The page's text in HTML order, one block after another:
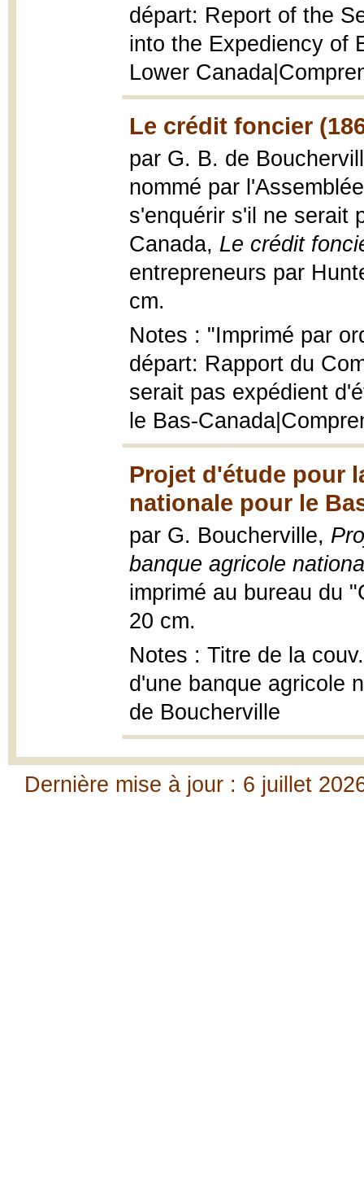
départ: Report of the
into the Expediency of
Lower
Le crédit foncier
par G. B. de
nommé par
s'enquérir s'il ne serait
Canada, Le crédit
entrepreneurs par
cm.
Notes : "Imprimé par
départ: Rapport du
serait pas expédient
le Bas-
Projet d'étude pour
nationale pour le
par G. Boucherville,
banque agricole
imprimé au bureau du
20 cm.
Notes : Titre de la
d'une banque agricole
de Boucherville
Dernière mise à jour : 6 juillet